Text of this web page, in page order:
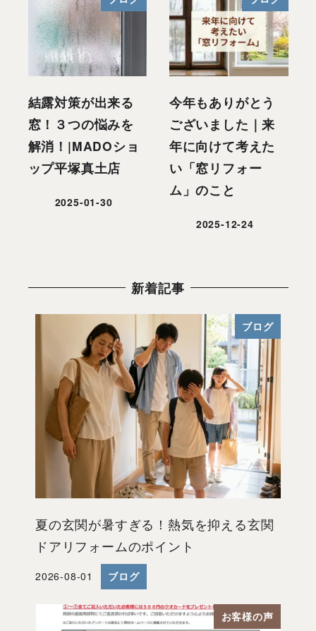
結露対策が出来る
窓！３つの悩みを
解消！|MADOショ
ップ平塚真土店
投稿日
2025-01-30
今年もありがとう
ございました｜来
年に向けて考えた
い「窓リフォー
ム」のこと
投稿日
2025-12-24
新着記事
ブログ
夏の玄関が暑すぎる！熱気を抑える玄関
ドアリフォームのポイント
投稿日
2026-08-01 ブログ
お客様の声